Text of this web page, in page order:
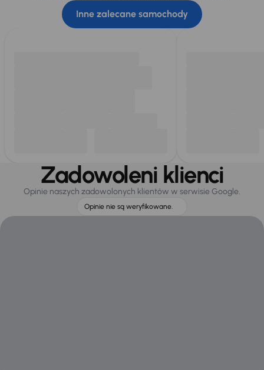
Inne zalecane samochody
Zadowoleni klienci
Opinie naszych zadowolonych klientów w serwisie Google.
Opinie nie są weryfikowane.